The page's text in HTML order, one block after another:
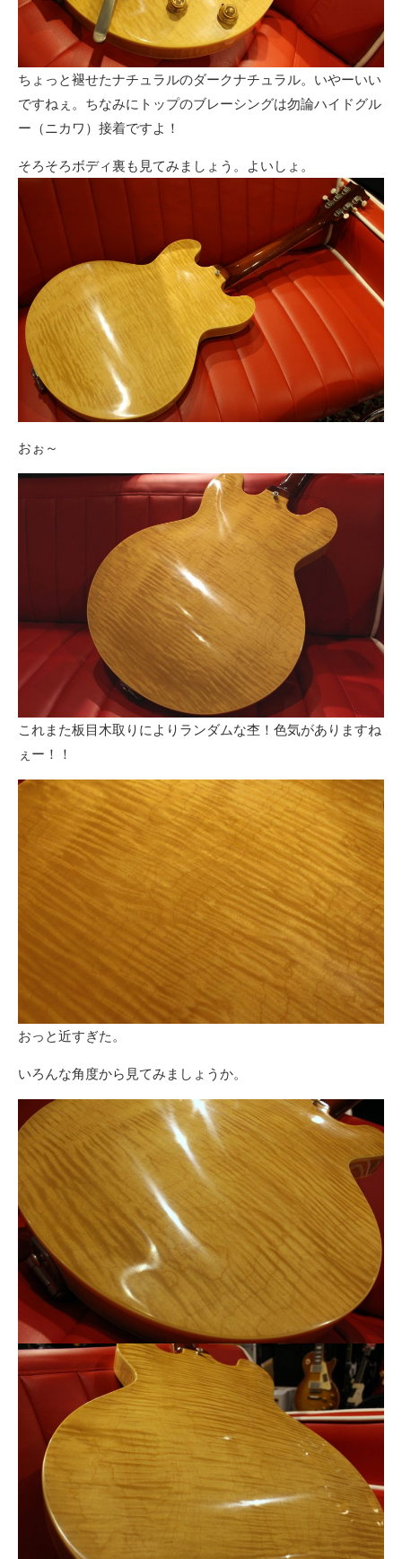
ちょっと褪せたナチュラルのダークナチュラル。いやーいい
ですねぇ。ちなみにトップのブレーシングは勿論ハイドグル
ー（ニカワ）接着ですよ！
そろそろボディ裏も見てみましょう。よいしょ。
おぉ～
これまた板目木取りによりランダムな杢！色気がありますね
ぇー！！
おっと近すぎた。
いろんな角度から見てみましょうか。